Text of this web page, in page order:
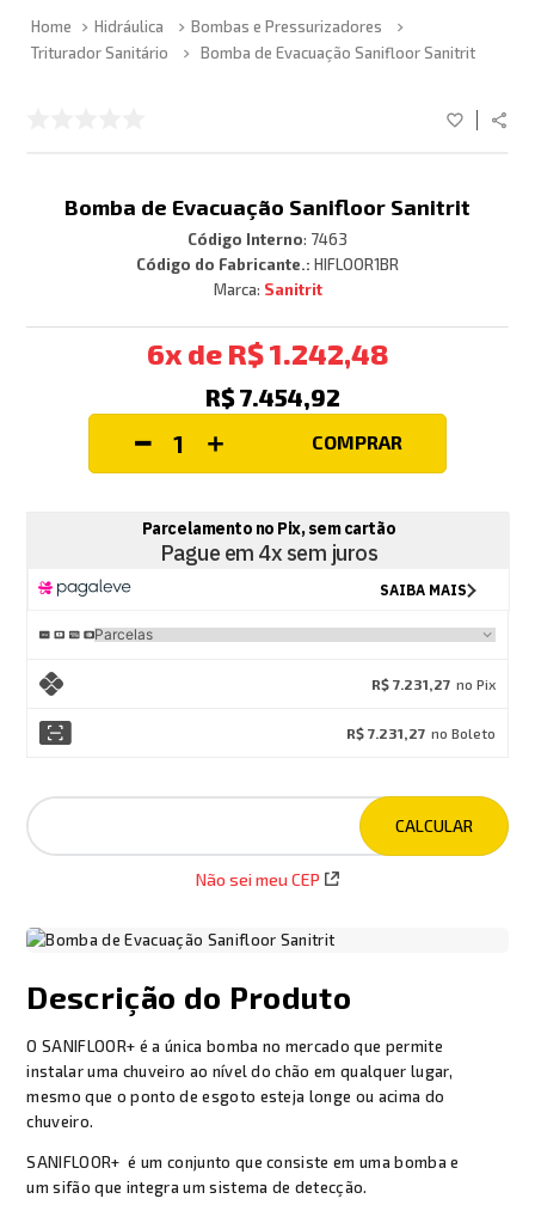
Hidráulica
Bombas e Pressurizadores
Triturador Sanitário
Bomba de Evacuação Sanifloor Sanitrit
Bomba de Evacuação Sanifloor Sanitrit
Código Interno: 7463
Código do Fabricante.: HIFLOOR1BR
Sanitrit
6 R$1.242,48
R$7.454,92
COMPRAR
R$ 7.231,27 no Pix
R$ 7.231,27 no Boleto
Não sei meu CEP
Descrição do Produto
O SANIFLOOR+ é a única bomba no mercado que permite
instalar uma chuveiro ao nível do chão em qualquer lugar,
mesmo que o ponto de esgoto esteja longe ou acima do
chuveiro.
SANIFLOOR+ é um conjunto que consiste em uma bomba e
um sifão que integra um sistema de detecção.